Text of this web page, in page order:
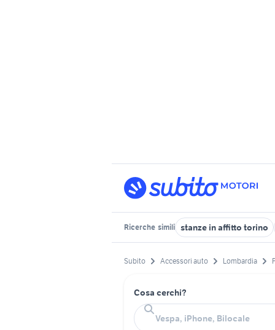
Ricerche simili stanze in affitto torino
Subito Accessori auto Lombardia
Cosa cerchi?